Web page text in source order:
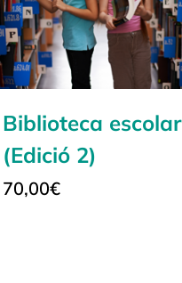
Biblioteca escolar
(Edició 2)
70,00€